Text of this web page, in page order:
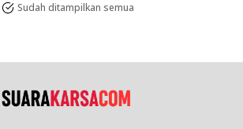
Sudah ditampilkan semua